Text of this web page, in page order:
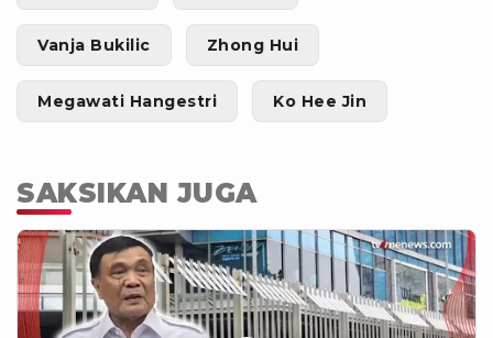
Vanja Bukilic Zhong Hui
Megawati Hangestri Ko Hee Jin
SAKSIKAN JUGA